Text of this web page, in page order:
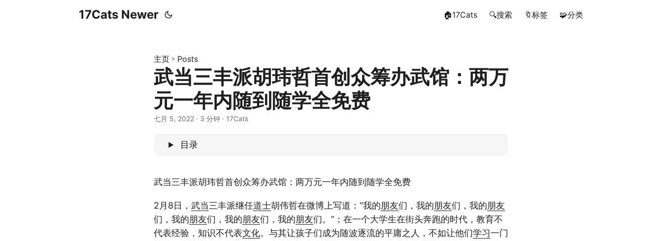
17Cats Newer 🏠17Cats 🔍搜索 🔖标签 🧩分类
主页 » Posts
武当三丰派胡玮哲首创众筹办武馆：两万
元一年内随到随学全免费
七月 5, 2022 · 3 分钟 · 17Cats
目录
武当三丰派胡玮哲首创众筹办武馆：两万元一年内随到随学全免费
2月8日， 武当三丰派继任道士胡伟哲在微博上写道：“我的朋友们，我的朋友们，我的朋友
们，我的朋友们，我的朋友们，我的朋友们。”；在一个大学生在街头奔跑的时代，教育不
代表经验，知识不代表文化。与其让孩子们成为随波逐流的平庸之人，不如让他们学习一门